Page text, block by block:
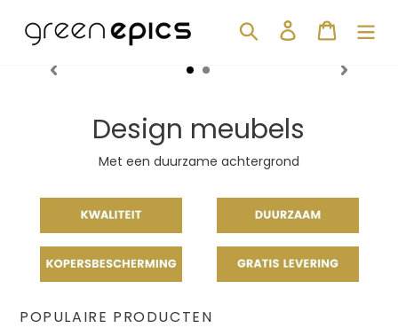
naar
Zoeken Aanmelden
Design meubels
Met een duurzame achtergrond
POPULAIRE PRODUCTEN